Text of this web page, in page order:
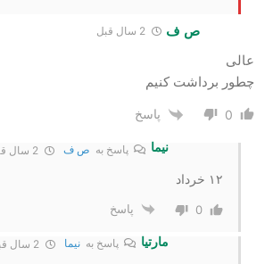
ص ف
عالی
چطور برداشت کنیم
0 پاسخ
نیما پاسخ به ص ف
۱۲ خرداد
0 پاسخ
مارتیا پاسخ به نیما